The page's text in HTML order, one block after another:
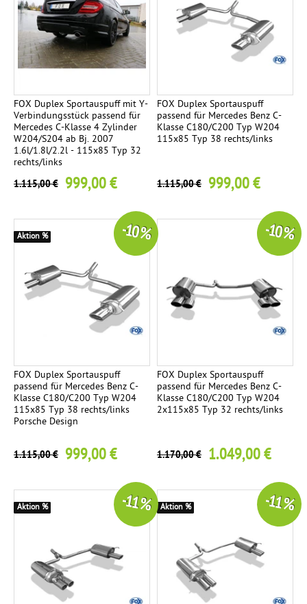
n
e
i
g
FOX Duplex Sportauspuff mit Y-
Verbindungsstück passend für
Mercedes C-Klasse 4 Zylinder
W204/S204 ab Bj. 2007
1.6l/1.8l/2.2l - 115x85 Typ 32
rechts/links
1.115,00 € 999,00 €
FOX Duplex Sportauspuff
passend für Mercedes Benz C-
Klasse C180/C200 Typ W204
115x85 Typ 38 rechts/links
1.115,00 € 999,00 €
FOX Duplex Sportauspuff
passend für Mercedes Benz C-
Klasse C180/C200 Typ W204
115x85 Typ 38 rechts/links
Porsche Design
1.115,00 € 999,00 €
-10 %
Aktion %
FOX Duplex Sportauspuff
passend für Mercedes Benz C-
Klasse C180/C200 Typ W204
2x115x85 Typ 32 rechts/links
1.170,00 € 1.049,00 €
-10 %
-11 %
Aktion % -11 %
Aktion %